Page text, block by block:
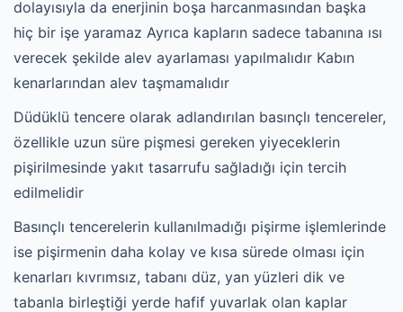
dolayısıyla da enerjinin boşa harcanmasından başka
hiç bir işe yaramaz Ayrıca kapların sadece tabanına ısı
verecek şekilde alev ayarlaması yapılmalıdır Kabın
kenarlarından alev taşmamalıdır
Düdüklü tencere olarak adlandırılan basınçlı tencereler,
özellikle uzun süre pişmesi gereken yiyeceklerin
pişirilmesinde yakıt tasarrufu sağladığı için tercih
edilmelidir
Basınçlı tencerelerin kullanılmadığı pişirme işlemlerinde
ise pişirmenin daha kolay ve kısa sürede olması için
kenarları kıvrımsız, tabanı düz, yan yüzleri dik ve
tabanla birleştiği yerde hafif yuvarlak olan kaplar